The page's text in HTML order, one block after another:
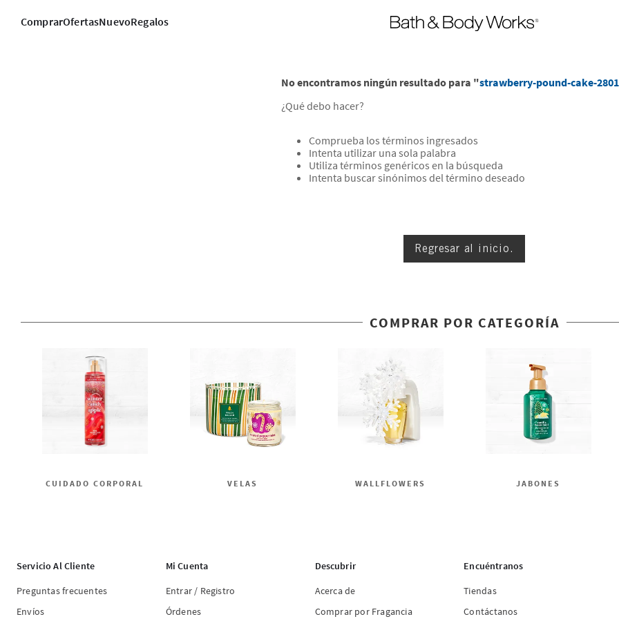
ComprarOfertasNuevoRegalos
No encontramos ningún resultado para "strawberry-pound-cake-
¿Qué debo hacer?
Comprueba los términos ingresados
Intenta utilizar una sola palabra
Utiliza términos genéricos en la búsqueda
Intenta buscar sinónimos del término deseado
Regresar al inicio.
COMPRAR POR CATEGORÍA
CUIDADO CORPORAL VELAS WALLFLOWERS JABONES
Servicio Al Cliente
Preguntas frecuentes
Envíos
Mi Cuenta
Entrar / Registro
Órdenes
Descubrir
Acerca de
Comprar por Fragancia
Encuéntranos
Tiendas
Contáctanos